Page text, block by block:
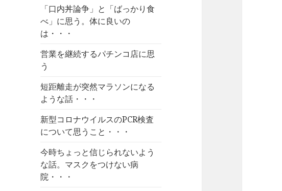
「口内丼論争」と「ばっかり食
べ」に思う。体に良いの
は・・・
営業を継続するパチンコ店に思
う
短距離走が突然マラソンになる
ような話・・・
新型コロナウイルスのPCR検査
について思うこと・・・
今時ちょっと信じられないよう
な話。マスクをつけない病
院・・・